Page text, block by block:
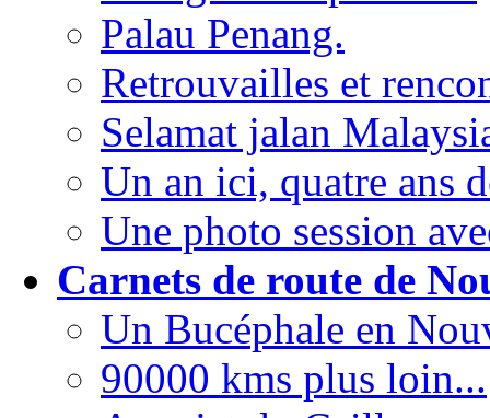
Palau Penang.
Retrouvailles et
Selamat jalan
Un an ici, quatre ans
Une photo session
Carnets de route de
Un Bucéphale en
90000 kms plus loin...